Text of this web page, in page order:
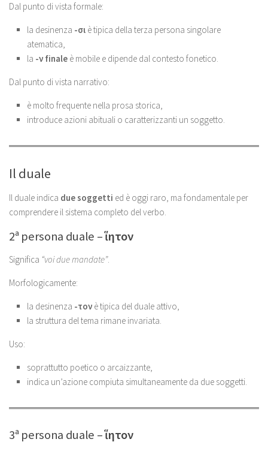
Dal punto di vista formale:
la desinenza -σι è tipica della terza persona singolare
atematica,
la -ν finale è mobile e dipende dal contesto fonetico.
Dal punto di vista narrativo:
è molto frequente nella prosa storica,
introduce azioni abituali o caratterizzanti un soggetto.
Il duale
Il duale indica due soggetti ed è oggi raro, ma fondamentale per
comprendere il sistema completo del verbo.
2ª persona duale –ἵητον
Significa “voi due mandate”.
Morfologicamente:
la desinenza -τον è tipica del duale attivo,
la struttura del tema rimane invariata.
Uso:
soprattutto poetico o arcaizzante,
indica un’azione compiuta simultaneamente da due soggetti.
3ª persona duale –ἵητον